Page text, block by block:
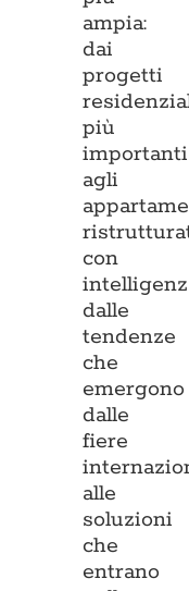
ampia:
dai
progetti
più
importanti
agli
con
dalle
tendenze
che
emergono
dalle
fiere
alle
soluzioni
che
entrano